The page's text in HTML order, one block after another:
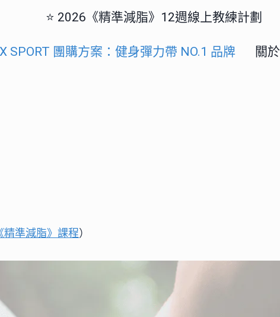
⭐️ 2026《精準減脂》12週線上教練計劃
SPORT 團購方案：健身彈力帶 NO.1 品牌 關於
精準減脂》課程）